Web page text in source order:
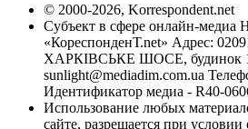
© 2000-2026, Korrespondent.net
Субъект в сфере онлайн-медиа
«КореспонденТ.net» Адрес:
ХАРКІВСЬКЕ ШОСЕ, будинок
sunlight@mediadim.com.ua
Идентификатор медиа - R40-
Использование любых
сайте, разрешается при